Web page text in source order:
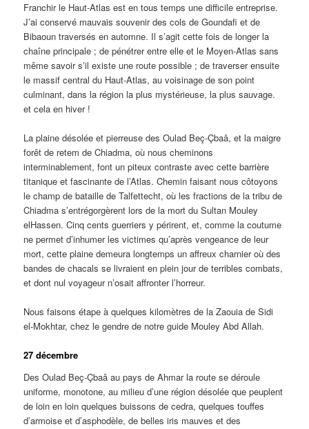
Franchir le Haut-Atlas est en tous temps une difficile entreprise.
J’ai conservé mauvais souvenir des cols de Goundafi et de
Bibaoun traversés en automne. Il s’agit cette fois de longer la
chaîne principale ; de pénétrer entre elle et le Moyen-Atlas sans
même savoir s’il existe une route possible ; de traverser ensuite
le massif central du Haut-Atlas, au voisinage de son point
culminant, dans la région la plus mystérieuse, la plus sauvage.
et cela en hiver !
La plaine désolée et pierreuse des Oulad Beç-Çbaâ, et la maigre
forêt de retem de Chiadma, où nous cheminons
interminablement, font un piteux contraste avec cette barrière
titanique et fascinante de l’Atlas. Chemin faisant nous côtoyons
le champ de bataille de Talfettecht, où les fractions de la tribu de
Chiadma s’entrégorgèrent lors de la mort du Sultan Mouley
elHassen. Cinq cents guerriers y périrent, et, comme la coutume
ne permet d’inhumer les victimes qu’après vengeance de leur
mort, cette plaine demeura longtemps un affreux charnier où des
bandes de chacals se livraient en plein jour de terribles combats,
et dont nul voyageur n’osait affronter l’horreur.
Nous faisons étape à quelques kilomètres de la Zaouia de Sidi
el-Mokhtar, chez le gendre de notre guide Mouley Abd Allah.
27 décembre
Des Oulad Beç-Çbaâ au pays de Ahmar la route se déroule
uniforme, monotone, au milieu d’une région désolée que peuplent
de loin en loin quelques buissons de cedra, quelques touffes
d’armoise et d’asphodèle, de belles iris mauves et des